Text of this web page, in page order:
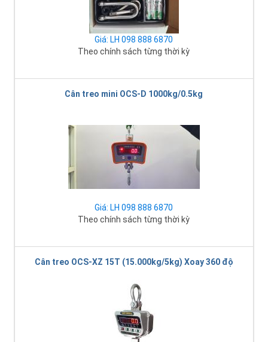
Giá: LH 098 888 6870
Theo chính sách từng thời kỳ
Cân treo mini OCS-D 1000kg/0.5kg
Giá: LH 098 888 6870
Theo chính sách từng thời kỳ
Cân treo OCS-XZ 15T (15.000kg/5kg) Xoay 360 độ